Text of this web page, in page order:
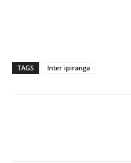
TAGS Inter ipiranga